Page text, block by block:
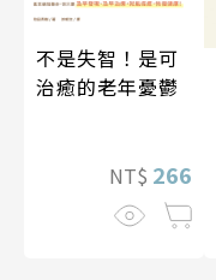
不是失智！是可
治癒的老年憂鬱
NT$ 266